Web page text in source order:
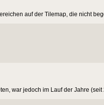
auf der Tilemap, die nicht
war jedoch im Lauf der Jahre